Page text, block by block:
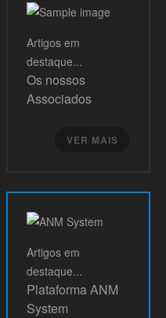
Artigos em
destaque...
Os nossos
Associados
VER MAIS
Artigos em
destaque...
Plataforma ANM
System